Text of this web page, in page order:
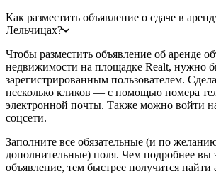
Как разместить объявление о сдаче в
Лельчицах?
Чтобы разместить объявление об аренде
недвижимости на площадке Realt, нужно
зарегистрированным пользователем.
несколько кликов — с помощью номера
электронной почты. Также можно войти
соцсети.
Заполните все обязательные (и по
дополнительные) поля. Чем подробнее вы
объявление, тем быстрее получится найти